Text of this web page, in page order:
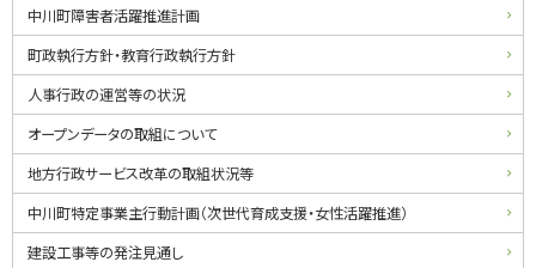
中川町障害者活躍推進計画
町政執行方針・教育行政執行方針
人事行政の運営等の状況
オープンデータの取組について
地方行政サービス改革の取組状況等
中川町特定事業主行動計画（次世代育成支援・女性活躍推進）
建設工事等の発注見通し